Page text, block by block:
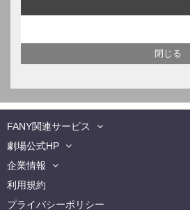
FANY関連サービス
劇場公式HP
企業情報
利用規約
プライバシーポリシー